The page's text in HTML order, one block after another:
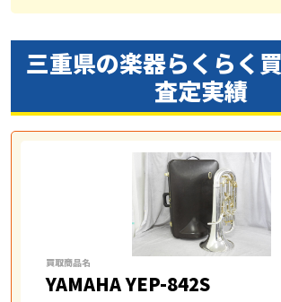
三重県の楽器らくらく
査定実績
買取商品名
YAMAHA YEP-842S